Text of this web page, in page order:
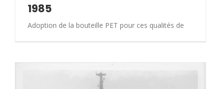
1985
Adoption de la bouteille PET pour ces qualités de